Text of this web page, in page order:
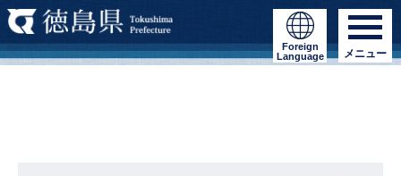
Foreign
Language
メニュー